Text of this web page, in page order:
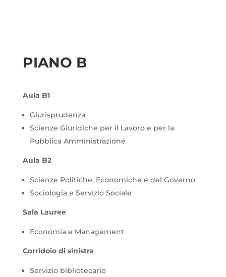
PIANO B
Aula B1
Giurisprudenza
Scienze Giuridiche per il Lavoro e per la
Pubblica Amministrazione
Aula B2
Scienze Politiche, Economiche e del Governo
Sociologia e Servizio Sociale
Sala Lauree
Economia e Management
Corridoio di sinistra
Servizio bibliotecario